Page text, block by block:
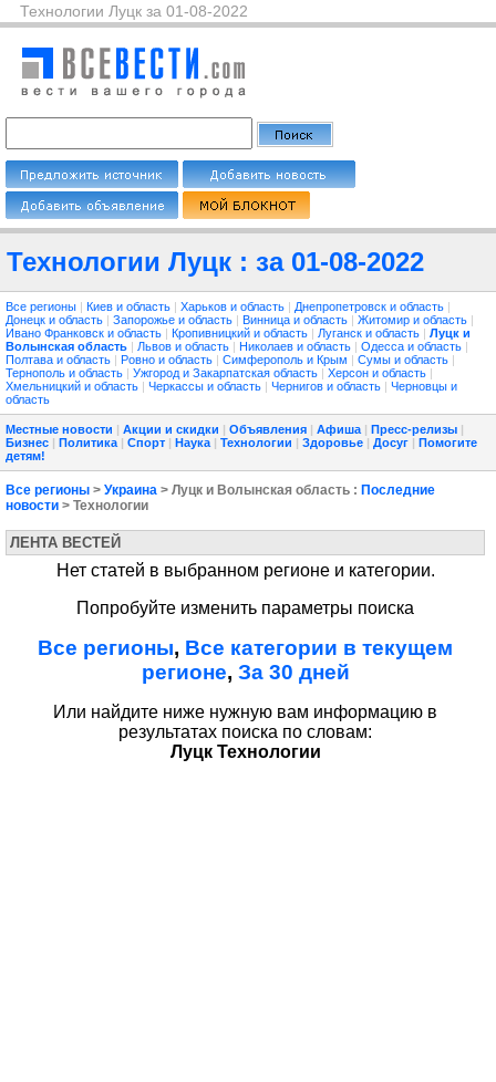
Технологии Луцк за 01-08-2022
Технологии Луцк : за 01-08-2022
Все регионы | Киев и область | Харьков и область | Днепропетровск и область |
Донецк и область | Запорожье и область | Винница и область | Житомир и область |
Ивано Франковск и область | Кропивницкий и область | Луганск и область | Луцк и
Волынская область | Львов и область | Николаев и область | Одесса и область |
Полтава и область | Ровно и область | Симферополь и Крым | Сумы и область |
Тернополь и область | Ужгород и Закарпатская область | Херсон и область |
Хмельницкий и область | Черкассы и область | Чернигов и область | Черновцы и
область
Местные новости | Акции и скидки | Объявления | Афиша | Пресс-релизы |
Бизнес | Политика | Спорт | Наука | Технологии | Здоровье | Досуг | Помогите
детям!
Все регионы > Украина > Луцк и Волынская область : Последние
новости > Технологии
ЛЕНТА ВЕСТЕЙ
Нет статей в выбранном регионе и категории.
Попробуйте изменить параметры поиска
Все регионы, Все категории в текущем
регионе, За 30 дней
Или найдите ниже нужную вам информацию в
результатах поиска по словам:
Луцк Технологии